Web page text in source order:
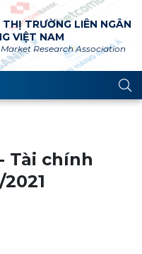
THỊ TRƯỜNG LIÊN NGÂN
VIỆT NAM
Research Association
Tài chính